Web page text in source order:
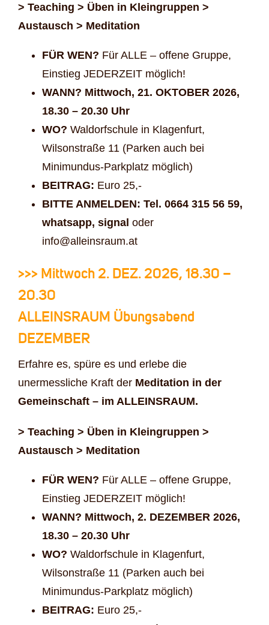
> Teaching > Üben in Kleingruppen >
Austausch > Meditation
FÜR WEN? Für ALLE – offene Gruppe,
Einstieg JEDERZEIT möglich!
WANN? Mittwoch, 21. OKTOBER 2026,
18.30 – 20.30 Uhr
WO? Waldorfschule in Klagenfurt,
Wilsonstraße 11 (Parken auch bei
Minimundus-Parkplatz möglich)
BEITRAG: Euro 25,-
BITTE ANMELDEN: Tel. 0664 315 56 59,
whatsapp, signal oder
info@alleinsraum.at
>>> Mittwoch 2. DEZ. 2026, 18.30 –
20.30
ALLEINSRAUM Übungsabend
DEZEMBER
Erfahre es, spüre es und erlebe die
unermessliche Kraft der Meditation in der
Gemeinschaft – im ALLEINSRAUM.
> Teaching > Üben in Kleingruppen >
Austausch > Meditation
FÜR WEN? Für ALLE – offene Gruppe,
Einstieg JEDERZEIT möglich!
WANN? Mittwoch, 2. DEZEMBER 2026,
18.30 – 20.30 Uhr
WO? Waldorfschule in Klagenfurt,
Wilsonstraße 11 (Parken auch bei
Minimundus-Parkplatz möglich)
BEITRAG: Euro 25,-